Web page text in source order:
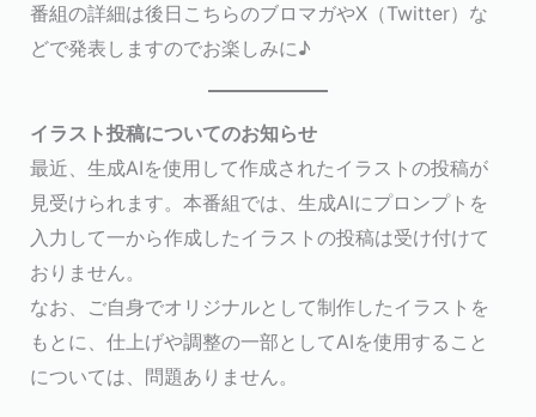
番組の詳細は後日こちらのブロマガやX（Twitter）な
どで発表しますのでお楽しみに♪
イラスト投稿についてのお知らせ
最近、生成AIを使用して作成されたイラストの投稿が
見受けられます。本番組では、生成AIにプロンプトを
入力して一から作成したイラストの投稿は受け付けて
おりません。
なお、ご自身でオリジナルとして制作したイラストを
もとに、仕上げや調整の一部としてAIを使用すること
については、問題ありません。